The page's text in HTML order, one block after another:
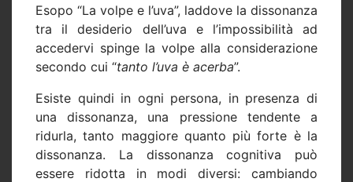
Esopo “La volpe e l’uva”, laddove la dissonanza
tra il desiderio dell’uva e l’impossibilità ad
accedervi spinge la volpe alla considerazione
secondo cui “tanto l’uva è acerba”.
Esiste quindi in ogni persona, in presenza di
una dissonanza, una pressione tendente a
ridurla, tanto maggiore quanto più forte è la
dissonanza. La dissonanza cognitiva può
essere ridotta in modi diversi: cambiando